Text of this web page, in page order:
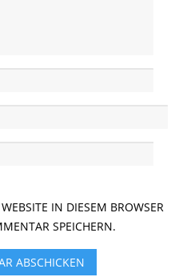
IN DIESEM BROWSER
SPEICHERN.